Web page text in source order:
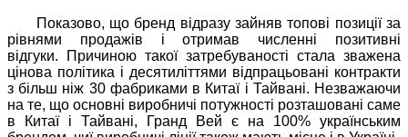
Показово, що бренд відразу зайняв топові позиції за
рівнями продажів і отримав численні позитивні
відгуки.
Причиною такої затребуваності стала зважена
цінова політика і десятиліттями відпрацьовані контракти
з більш ніж 30 фабриками в Китаї і Тайвані. Незважаючи
на те, що основні виробничі потужності розташовані саме
в Китаї і Тайвані, Гранд Вей є на 100% українським